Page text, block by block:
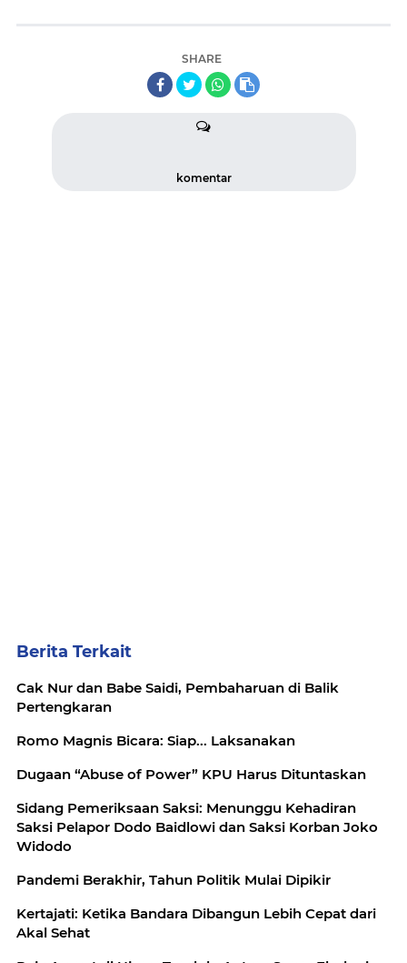
SHARE
komentar
Berita Terkait
Cak Nur dan Babe Saidi, Pembaharuan di Balik
Pertengkaran
Romo Magnis Bicara: Siap... Laksanakan
Dugaan “Abuse of Power” KPU Harus Dituntaskan
Sidang Pemeriksaan Saksi: Menunggu Kehadiran
Saksi Pelapor Dodo Baidlowi dan Saksi Korban Joko
Widodo
Pandemi Berakhir, Tahun Politik Mulai Dipikir
Kertajati: Ketika Bandara Dibangun Lebih Cepat dari
Akal Sehat